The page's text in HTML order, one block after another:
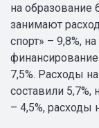
на образование
занимают
спорт» – 9,8%,
7,5%. Расходы
составили
– 4,5%, расходы